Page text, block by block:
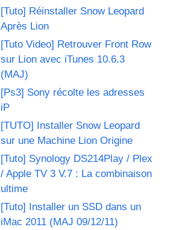
[Tuto] Réinstaller Snow Leopard
Après Lion
[Tuto Video] Retrouver Front Row
sur Lion avec iTunes 10.6.3
(MAJ)
[Ps3] Sony récolte les adresses
iP
[TUTO] Installer Snow Leopard
sur une Machine Lion Origine
[Tuto] Synology DS214Play / Plex
/ Apple TV 3 V.7 : La combinaison
ultime
[Tuto] Installer un SSD dans un
iMac 2011 (MAJ 09/12/11)